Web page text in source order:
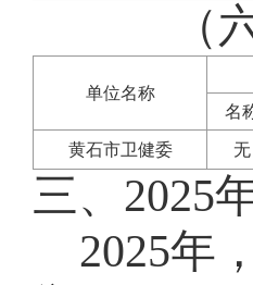
（
单位名称
名
黄石市卫健委 无
三、2025
2025年